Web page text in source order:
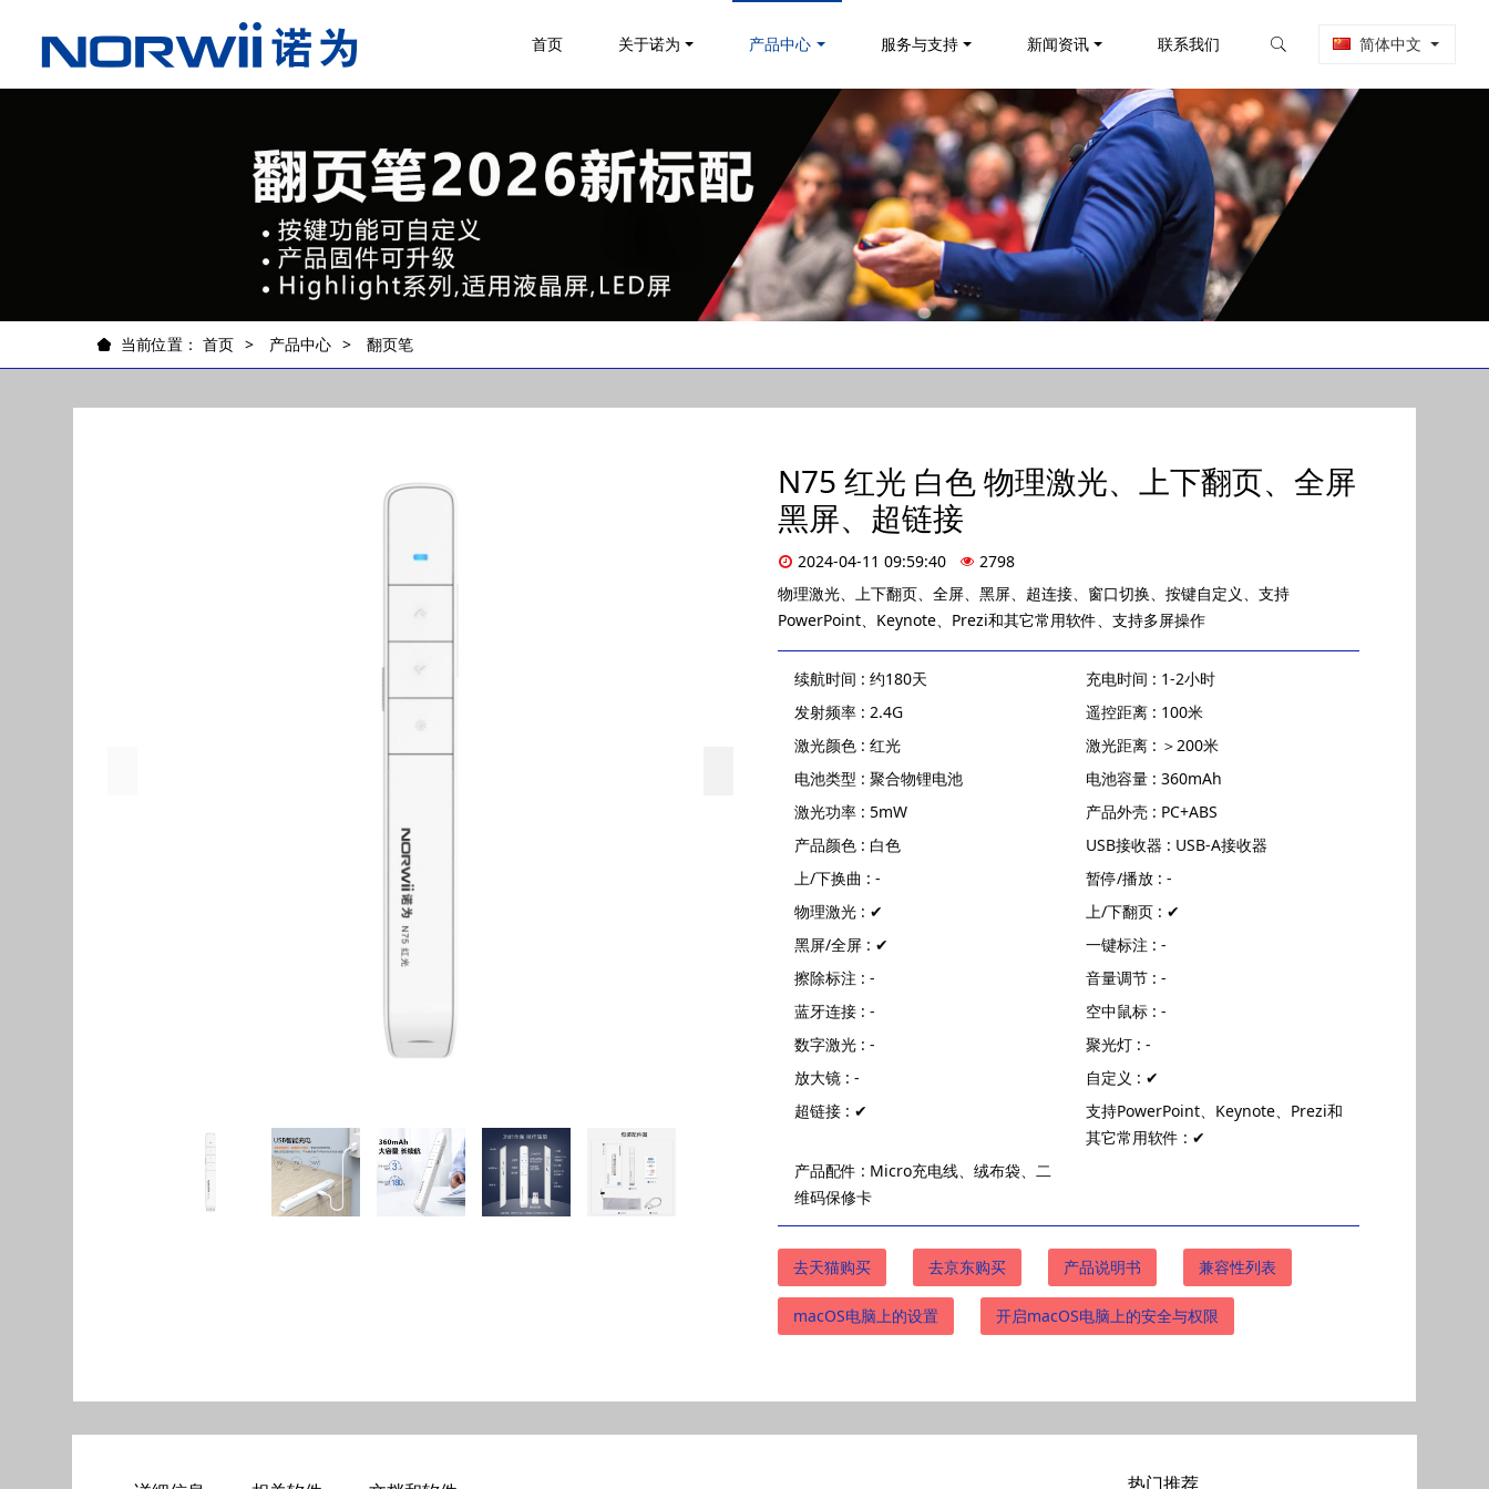
简体中文
首页 关于诺为 产品中心 服务与支持 新闻资讯 联系我们
当前位置： 首页 产品中心 翻页笔
N75 红光 白色 物理激光、上下翻页、全屏
黑屏、超链接
2024-04-11 09:59:40
2798
物理激光、上下翻页、全屏、黑屏、超连接、窗口切换、按键自定义、支持
PowerPoint、Keynote、Prezi和其它常用软件、支持多屏操作
续航时间 : 约180天
充电时间 : 1-2小时
发射频率 : 2.4G
遥控距离 : 100米
激光颜色 : 红光
激光距离 : ＞200米
电池类型 : 聚合物锂电池
电池容量 : 360mAh
激光功率 : 5mW
产品外壳 : PC+ABS
产品颜色 : 白色
USB接收器 : USB-A接收器
上/下换曲 : -
暂停/播放 : -
物理激光 : ✔
上/下翻页 : ✔
黑屏/全屏 : ✔
一键标注 : -
擦除标注 : -
音量调节 : -
蓝牙连接 : -
空中鼠标 : -
数字激光 : -
聚光灯 : -
放大镜 : -
自定义 : ✔
超链接 : ✔
支持PowerPoint、Keynote、Prezi和
其它常用软件 : ✔
产品配件 : Micro充电线、绒布袋、二
维码保修卡
去天猫购买 去京东购买 产品说明书 兼容性列表
macOS电脑上的设置 开启macOS电脑上的安全与权限
热门推荐